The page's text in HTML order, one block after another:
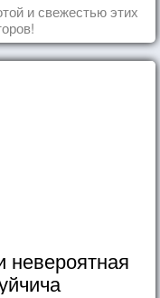
и свежестью этих
невероятная